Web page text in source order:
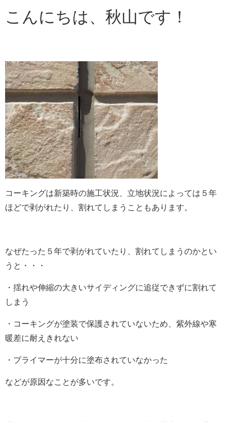
こんにちは、秋山です！
コーキングは新築時の施工状況、立地状況によっては５年
ほどで剥がれたり、割れてしまうこともあります。
なぜたった５年で剥がれていたり、割れてしまうのかとい
うと・・・
・揺れや伸縮の大きいサイディングに追従できずに割れて
しまう
・コーキングが塗装で保護されていないため、紫外線や寒
暖差に耐えきれない
・プライマーが十分に塗布されていなかった
などが原因なことが多いです。